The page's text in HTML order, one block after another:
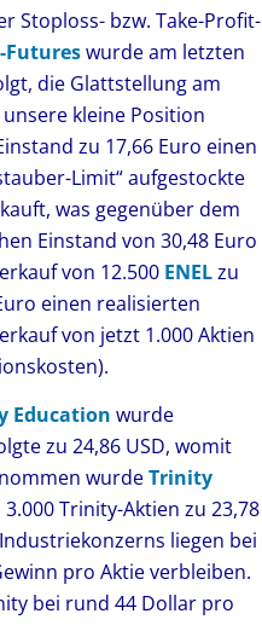
Stoploss- bzw. Take-Profit-
Futureswurde am letzten
die Glattstellung am
kleine Position
zu 17,66 Euro einen
Limit“ aufgestockte
was gegenüber dem
Einstand von 30,48 Euro
von 12.500 ENELzu
einen realisierten
von jetzt 1.000 Aktien
Education wurde
zu 24,86 USD, womit
wurdeTrinity
Trinity-Aktien zu 23,78
liegen bei
pro Aktie verbleiben.
bei rund 44 Dollar pro